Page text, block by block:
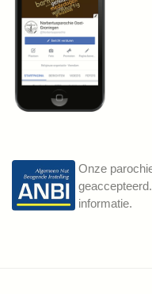
Onze
informatie.